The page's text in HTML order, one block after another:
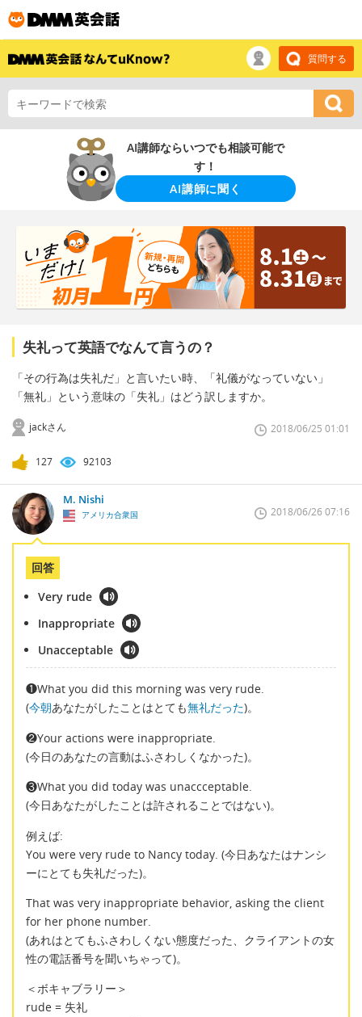
質問する
AI講師ならいつでも相談可能で
す！
AI講師に聞く
失礼って英語でなんて言うの？
「その行為は失礼だ」と言いたい時、「礼儀がなっていない」
「無礼」という意味の「失礼」はどう訳しますか。
jackさん 2018/06/25 01:01
127 92103
M. Nishi
アメリカ合衆国 2018/06/26 07:16
回答
Very rude
Inappropriate
Unacceptable
❶What you did this morning was very rude.
(今朝あなたがしたことはとても無礼だった)。
❷Your actions were inappropriate.
(今日のあなたの言動はふさわしくなかった)。
❸What you did today was unaccceptable.
(今日あなたがしたことは許されることではない)。
例えば:
You were very rude to Nancy today. (今日あなたはナンシ
ーにとても失礼だった)。
That was very inappropriate behavior, asking the client
for her phone number.
(あれはとてもふさわしくない態度だった、クライアントの女
性の電話番号を聞いちゃって)。
＜ボキャブラリー＞
rude = 失礼